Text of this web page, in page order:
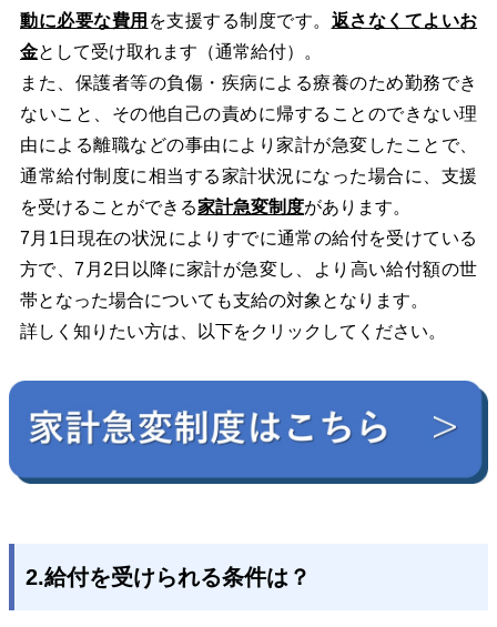
動に必要な費用 を支援する制度です。 返さなくてよいお
金として受け取れます（通常給付）。
また、保護者等の負傷・疾病による療養のため勤務でき
ないこと、その他自己の責めに帰することのできない理
由による離職などの事由により家計が急変したことで、
通常給付制度に相当する家計状況になった場合に、支援
を受けることができる家計急変制度があります。
7月1日現在の状況によりすでに通常の給付を受けている
方で、7月2日以降に家計が急変し、より高い給付額の世
帯となった場合についても支給の対象となります。
詳しく知りたい方は、以下をクリックしてください。
2.給付を受けられる条件は？